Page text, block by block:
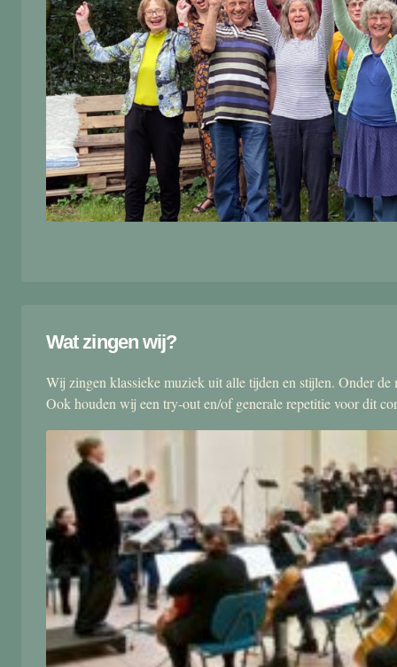
Wat zingen wij?
Wij zingen klassieke muziek uit alle tijden en stijlen. Onder
Ook houden wij een try-out en/of generale repetitie voor dit